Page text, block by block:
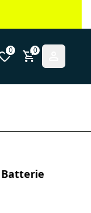
0 0
Batterie